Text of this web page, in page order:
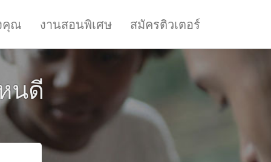
คุณ งานสอนพิเศษ สมัครติวเตอร์
นดี